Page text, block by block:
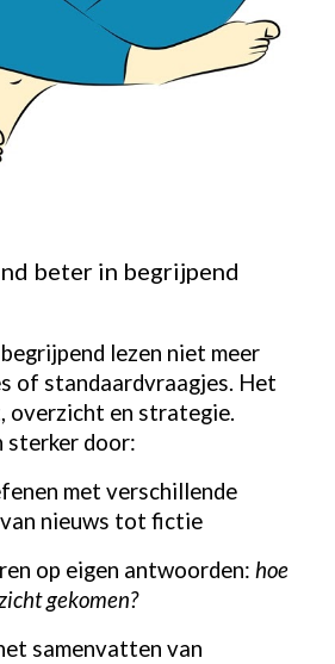
beter in begrijpend
lezen niet meer
of standaardvraagjes. Het
overzicht en strategie.
sterker door:
met verschillende
nieuws tot fictie
op eigen antwoorden: hoe
gekomen?
samenvatten van